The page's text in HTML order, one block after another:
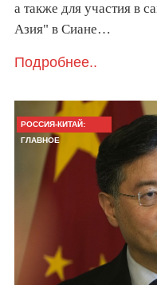
а также для участия в
Азия" в Сиане…
Подробнее..
РОССИЯ-КИТАЙ:
ГЛАВНОЕ